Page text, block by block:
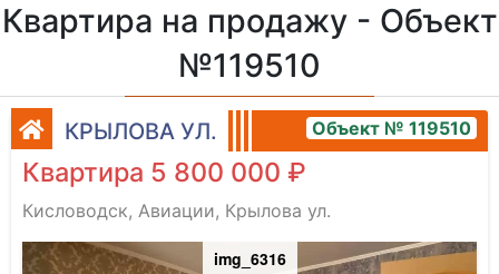
Квартира на продажу - Объект
№119510
КРЫЛОВА УЛ. Объект № 119510
Квартира 5 800 000 ₽
Кисловодск, Авиации, Крылова ул.
img_6316